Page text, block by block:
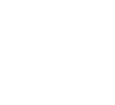
sulla privacy di tali
responsabilità e si
dall’uso di risorse di terzi.
una Prova gratuita, i
forniti al momento
promozionali e/o nella
i dettagli.
è soggetto al rispetto di